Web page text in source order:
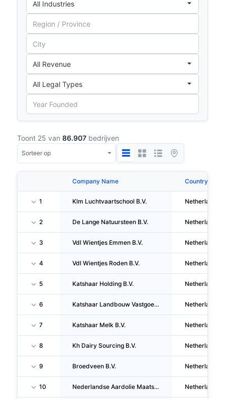
Toont 25 van 86.907 bedrijven
Company Name Country
1 Klm Luchtvaartschool B.V. Netherlands
2 De Lange Natuursteen B.V. Netherlands
3 Vdl Wientjes Emmen B.V. Netherlands
4 Vdl Wientjes Roden B.V. Netherlands
5 Katshaar Holding B.V. Netherlands
6 Katshaar Landbouw Vastgoed B.V. Netherlands
7 Katshaar Melk B.V. Netherlands
8 Kh Dairy Sourcing B.V. Netherlands
9 Broedveen B.V. Netherlands
10 Nederlandse Aardolie Maatschappij B.V. Netherlands